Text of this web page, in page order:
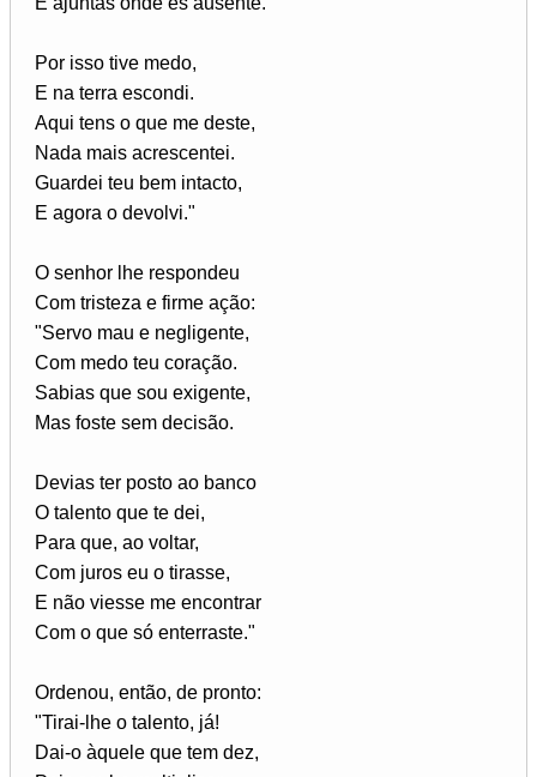
Por isso tive medo,
E na terra escondi.
Aqui tens o que me deste,
Nada mais acrescentei.
Guardei teu bem intacto,
E agora o devolvi."
O senhor lhe respondeu
Com tristeza e firme ação:
"Servo mau e negligente,
Com medo teu coração.
Sabias que sou exigente,
Mas foste sem decisão.
Devias ter posto ao banco
O talento que te dei,
Para que, ao voltar,
Com juros eu o tirasse,
E não viesse me encontrar
Com o que só enterraste."
Ordenou, então, de pronto:
"Tirai-lhe o talento, já!
Dai-o àquele que tem dez,